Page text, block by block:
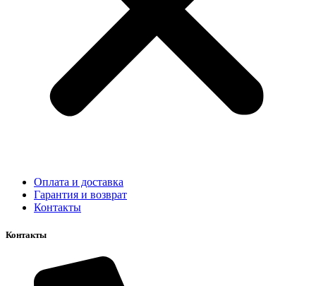
Оплата и доставка
Гарантия и возврат
Контакты
Контакты